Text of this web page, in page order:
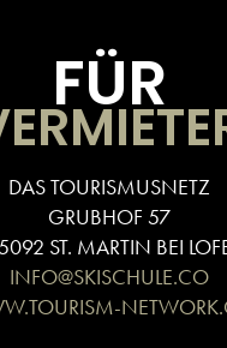
FÜR
DAS TOURISMUSNETZ
GRUBHOF 57
ST. MARTIN BEI
INFO@SKISCHULE.CO